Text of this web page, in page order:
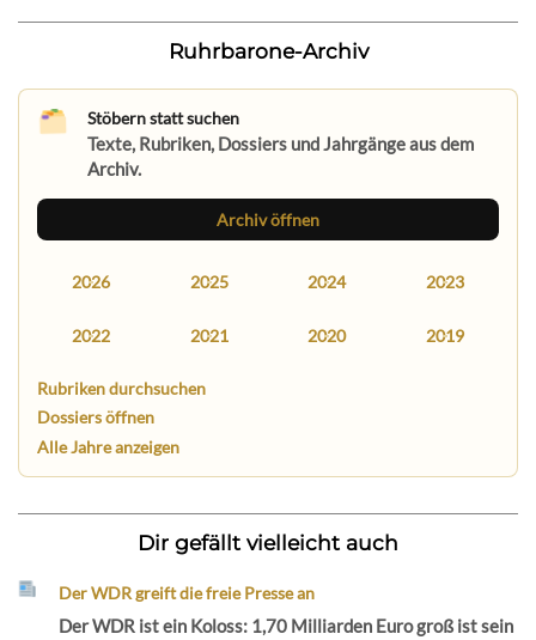
Ruhrbarone-Archiv
Stöbern statt suchen
Texte, Rubriken, Dossiers und Jahrgänge aus dem
Archiv.
Archiv öffnen
2026 2025 2024 2023
2022 2021 2020 2019
Rubriken durchsuchen
Dossiers öffnen
Alle Jahre anzeigen
Dir gefällt vielleicht auch
Der WDR greift die freie Presse an
Der WDR ist ein Koloss: 1,70 Milliarden Euro groß ist sein